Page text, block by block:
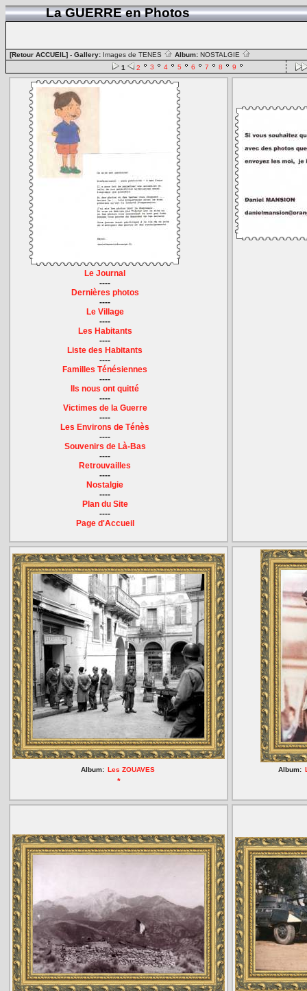
La GUERRE en Photos
[Retour ACCUEIL] - Gallery: Images de TENES Album: NOSTALGIE
1
2 3 4 5 6 7 8 9
Le Journal
----
Dernières photos
----
Le Village
----
Les Habitants
----
Liste des Habitants
----
Familles Ténésiennes
----
Ils nous ont quitté
----
Victimes de la Guerre
----
Les Environs de Ténès
----
Souvenirs de Là-Bas
----
Retrouvailles
----
Nostalgie
----
Plan du Site
----
Page d'Accueil
Album: Les ZOUAVES
*
Album: